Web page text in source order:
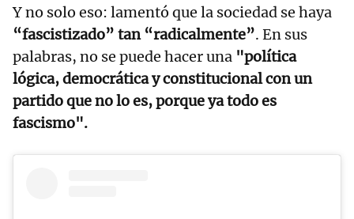
Y no solo eso: lamentó que la sociedad se haya
“fascistizado” tan “radicalmente”. En sus
palabras, no se puede hacer una "política
lógica, democrática y constitucional con un
partido que no lo es, porque ya todo es
fascismo".